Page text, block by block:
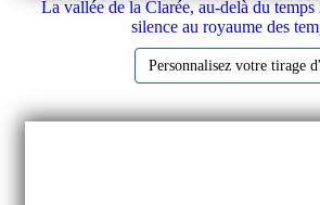
La vallée de la Clarée, au-delà du
silence au royaume des
Personnalisez votre tirage